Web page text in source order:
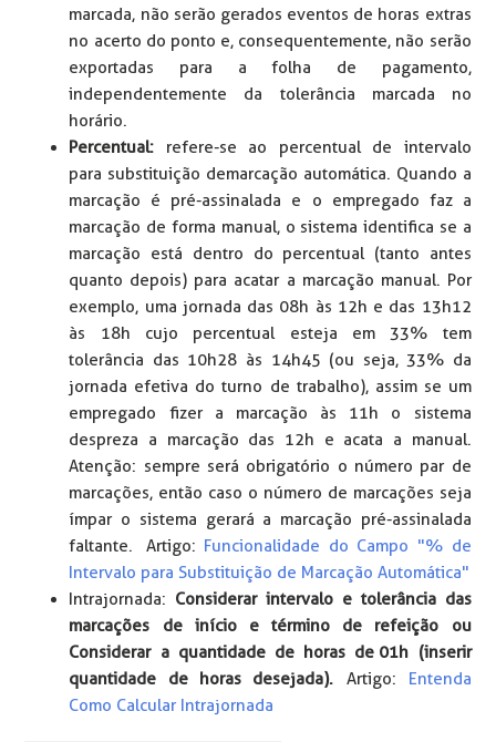
marcada, não serão gerados eventos de horas extras
no acerto do ponto e, consequentemente, não serão
exportadas para a folha de pagamento,
independentemente da tolerância marcada no
horário.
Percentual: refere-se ao percentual de intervalo
para substituição demarcação automática. Quando a
marcação é pré-assinalada e o empregado faz a
marcação de forma manual, o sistema identifica se a
marcação está dentro do percentual (tanto antes
quanto depois) para acatar a marcação manual. Por
exemplo, uma jornada das 08h às 12h e das 13h12
às 18h cujo percentual esteja em 33% tem
tolerância das 10h28 às 14h45 (ou seja, 33% da
jornada efetiva do turno de trabalho), assim se um
empregado fizer a marcação às 11h o sistema
despreza a marcação das 12h e acata a manual.
Atenção: sempre será obrigatório o número par de
marcações, então caso o número de marcações seja
ímpar o sistema gerará a marcação pré-assinalada
faltante. Artigo: Funcionalidade do Campo "% de
Intervalo para Substituição de Marcação Automática"
Intrajornada: Considerar intervalo e tolerância das
marcações de início e término de refeição ou
Considerar a quantidade de horas de 01h (inserir
quantidade de horas desejada).Artigo: Entenda
Como Calcular Intrajornada